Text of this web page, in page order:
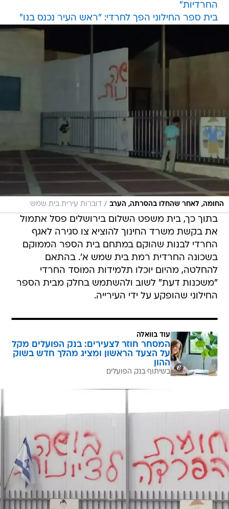
החרדיות"
בית ספר החילוני הפך לחרדי: "ראש העיר נכנס בנו"
החומה, לאחר שהחלו בהסרתה, הערב / דוברות עירית בית שמש
בתוך כך, בית משפט השלום בירושלים פסל אתמול
את בקשת משרד החינוך להוציא צו סגירה לאגף
החרדי לבנות שהוקם במתחם בית הספר הממוקם
בשכונה החרדית רמת בית שמש א'. בהתאם
להחלטה, מהיום יוכלו תלמידות המוסד החרדי
"משכנות דעת" לשוב ולהשתמש בחלק מבית הספר
החילוני שהופקע על ידי העירייה.
עוד בוואלה
המסחר חוזר לצעירים: בנק הפועלים מקל
על הצעד הראשון ומציג מהלך חדש בשוק
ההון
בשיתוף בנק הפועלים